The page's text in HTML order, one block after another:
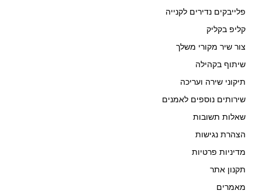
פלייבקים נדירים לקנייה
קליפ בקליק
צור שיר מקורי משלך
שיתוף בקהילה
תיקוני שירה ועריכה
שירותים נוספים לאמנים
שאלות תשובות
הצהרת נגישות
מדיניות פרטיות
תקנון אתר
מאמרים